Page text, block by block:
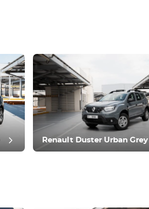
Renault Duster Urban Grey